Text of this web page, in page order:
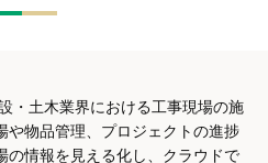
・土木業界における工事現場の施
や物品管理、プロジェクトの進捗
の情報を見える化し、クラウドで